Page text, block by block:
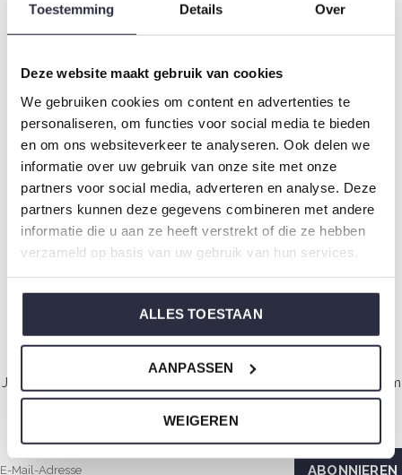
Toestemming Details Over
Deze website maakt gebruik van cookies
We gebruiken cookies om content en advertenties te
personaliseren, om functies voor social media te bieden
en om ons websiteverkeer te analyseren. Ook delen we
informatie over uw gebruik van onze site met onze
partners voor social media, adverteren en analyse. Deze
partners kunnen deze gegevens combineren met andere
informatie die u aan ze heeft verstrekt of die ze hebben
verzameld op basis van uw gebruik van hun services.
ALLES TOESTAAN
AANPASSEN
WEIGEREN
Charlie Choe Jungen
Schlafanzug Shortama
Hellgrün Kaktus
€14,99 €29,99
Gesehen 5 der 5 Produkte
Rock your inbox
Jeden Sonntagmorgen mit Liebe gemacht, damit Sie mit einem